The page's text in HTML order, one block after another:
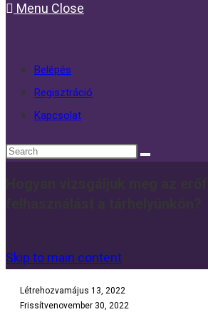
Menu Close
Belépés
Regisztráció
Kapcsolat
Skip to main content
Létrehozvamájus 13, 2022
Frissítvenovember 30, 2022